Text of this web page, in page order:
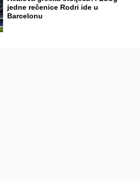
jedne rečenice Rodri ide u
Barcelonu